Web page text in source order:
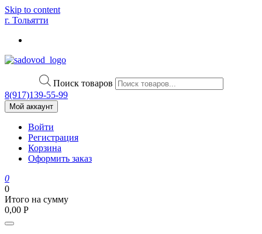
Skip to content
г. Тольятти
Поиск товаров
8(917)139‑55-99
Мой аккаунт
Войти
Регистрация
Корзина
Оформить заказ
0
0
Итого на сумму
0,00 Р